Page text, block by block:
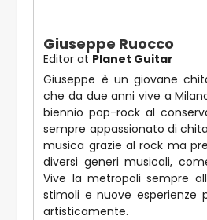
Giuseppe Ruocco
Editor at Planet Guitar
Giuseppe è un giovane
che da due anni vive a
biennio pop-rock al
sempre appassionato di
musica grazie al rock ma
diversi generi musicali,
Vive la metropoli sempre
stimoli e nuove esperienze
artisticamente.